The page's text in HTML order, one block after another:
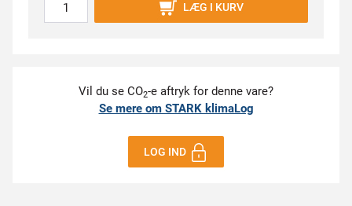
LÆG I KURV
Vil du se CO2-e aftryk for denne vare?
Se mere om STARK klimaLog
LOG IND